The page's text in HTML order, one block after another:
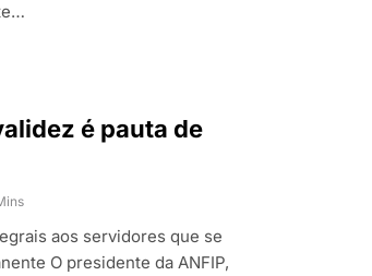
é pauta de
aos servidores que se
O presidente da ANFIP,